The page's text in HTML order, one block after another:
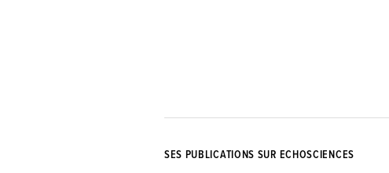
SES PUBLICATIONS SUR ECHOSCIENCES